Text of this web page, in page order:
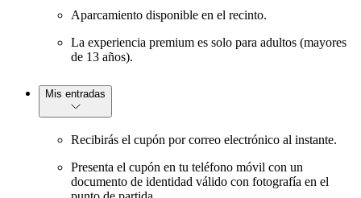
Aparcamiento disponible en el recinto.
La experiencia premium es solo para adultos (mayores
de 13 años).
Mis entradas
Recibirás el cupón por correo electrónico al instante.
Presenta el cupón en tu teléfono móvil con un
documento de identidad válido con fotografía en el